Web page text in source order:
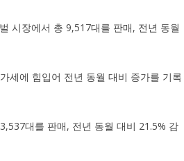
시장에서 총 9,517대를 판매, 전년 동월
세에 힘입어 전년 동월 대비 증가를 기록
대를 판매, 전년 동월 대비 21.5% 감